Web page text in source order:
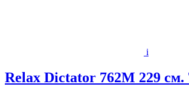
i
Relax Dictator 762M 229 cм.